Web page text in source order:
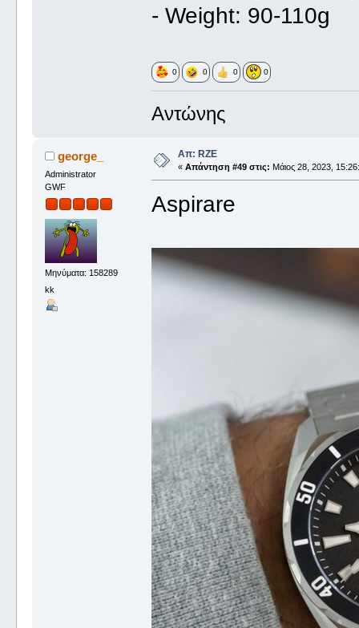
- Weight: 90-110g
0 0 0 0
Αντώνης
george_
Administrator
GWF
Μηνύματα: 158289
kk
Απ: RZE
« Απάντηση #49 στις: Μάιος 28, 2023,
Aspirare